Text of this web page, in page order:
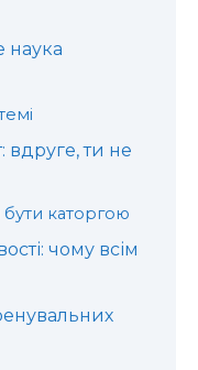
наука
вдруге, ти не
каторгою
чому всім